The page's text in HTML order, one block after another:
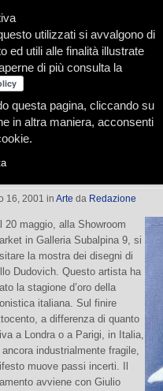
Le nostre firme
di Marcello Dudovich
16, 2001 in Arte da Redazione
20 maggio, alla Showroom
in Galleria Subalpina 9, si
la mostra dei disegni di
Dudovich. Questo artista ha
la stagione d’oro della
italiana. Sul finire
a differenza di quanto
a Londra o a Parigi, in Italia,
ancora industrialmente fragile,
muove passi incerti. Il
avviene con Giulio
utilizzati si avvalgono di
ed utili alle finalità illustrate
di più consulta la
questa pagina, cliccando su
in altra maniera, acconsenti